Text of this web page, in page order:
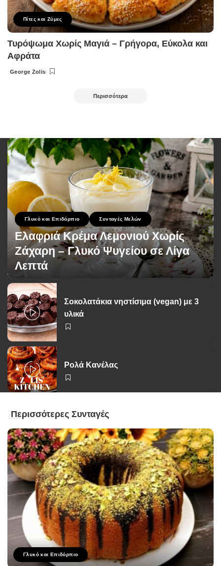
Πίτες και Ζύμες
Τυρόψωμα Χωρίς Μαγιά – Γρήγορα, Εύκολα και
Αφράτα
Posted
George Zolis
Περισσότερα
Γλυκό και Επιδόρπιο Συνταγές Μελών
Ελαφριά Κρέμα Λεμονιού Χωρίς
Ζάχαρη – Γλυκό Ψυγείου σε Λίγα
Λεπτά
Posted
by
George Zolis 1 Ιουλίου 2026
Σοκολατάκια νηστίσιμα (vegan) με 3
υλικά
Ρολά Κανέλας
Περισσότερες Συνταγές
Γλυκό και Επιδόρπιο